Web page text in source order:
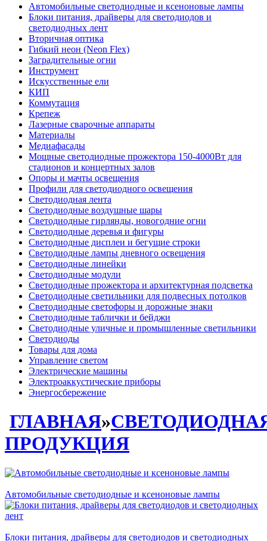
Автомобильные светодиодные и ксеноновые лампы
Блоки питания, драйверы для светодиодов и
светодиодных лент
Вторичная оптика
Гибкий неон (Neon Flex)
Заградительные огни
Инструмент
Искусственные ели
КИП
Коммутация
Крепеж
Лазерные сварочные аппараты
Материалы
Медиафасады
Мощные светодиодные прожектора 150-4000Вт для
стадионов и концертных залов
Опоры и мачты освещения
Профили для светодиодного освещения
Светодиодная лента
Светодиодные воздушные шары
Светодиодные гирлянды, новогодние огни
Светодиодные деревья и фигуры
Светодиодные дисплеи и бегущие строки
Светодиодные лампы дневного освещения
Светодиодные линейки
Светодиодные модули
Светодиодные прожектора и архитектурная подсветка
Светодиодные светильники для подвесных потолков
Светодиодные светофоры и дорожные знаки
Светодиодные таблички и бейджи
Светодиодные уличные и промышленные светильники
Светодиоды
Товары для дома
Управление светом
Электрические машины
Электроаккустические приборы
Энергосбережение
ГЛАВНАЯ»
ПРОДУКЦИЯ
Автомобильные светодиодные и ксеноновые лампы
Блоки питания, драйверы для светодиодов и светодиодных